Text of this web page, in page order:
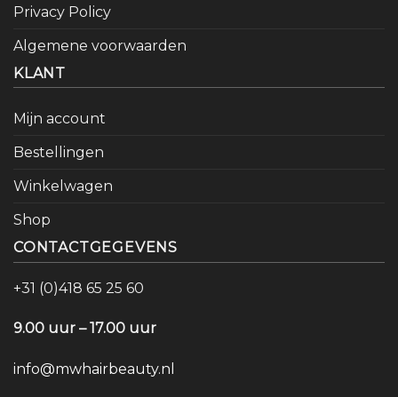
Privacy Policy
Algemene voorwaarden
KLANT
Mijn account
Bestellingen
Winkelwagen
Shop
CONTACTGEGEVENS
+31 (0)418 65 25 60
9.00 uur – 17.00 uur
info@mwhairbeauty.nl